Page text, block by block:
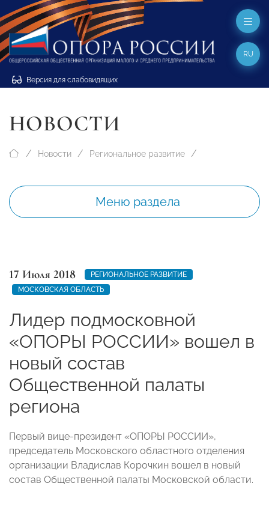
Версия для слабовидящих
RU
НОВОСТИ
Новости Региональное развитие
Меню раздела
17 Июля 2018
РЕГИОНАЛЬНОЕ РАЗВИТИЕ
МОСКОВСКАЯ ОБЛАСТЬ
Лидер подмосковной
«ОПОРЫ РОССИИ» вошел в
новый состав
Общественной палаты
региона
Первый вице-президент «ОПОРЫ РОССИИ»,
председатель Московского областного отделения
организации Владислав Корочкин вошел в новый
состав Общественной палаты Московской области.